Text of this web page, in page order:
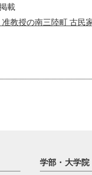
載
教授の南三陸町 古民
学部・大学院